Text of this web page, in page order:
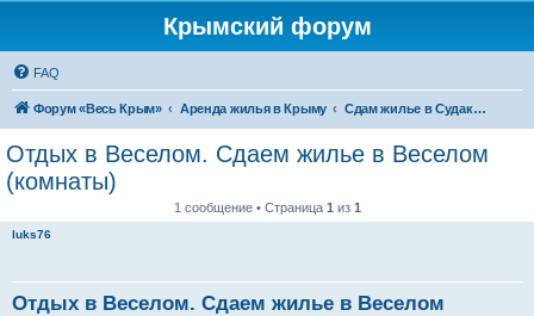
Крымский форум
FAQ
Форум «Весь Крым» Аренда жилья в Крыму Сдам жилье в Судаке - аренда жилья от хозяев
Отдых в Веселом. Сдаем жилье в Веселом
(комнаты)
1 сообщение • Страница 1 из 1
luks76
Отдых в Веселом. Сдаем жилье в Веселом